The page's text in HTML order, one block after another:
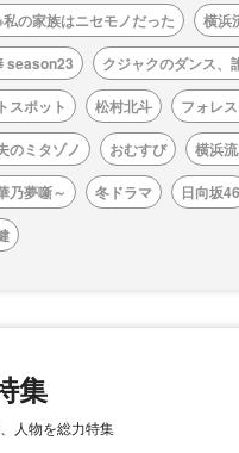
の家族はニセモノだった
横浜
season23
クジャクのダンス、
スポット 松村北斗 フォレ
のミタゾノ おむすび 横浜
乃夢噺～
冬ドラマ
日向坂46
集
人物を総力特集